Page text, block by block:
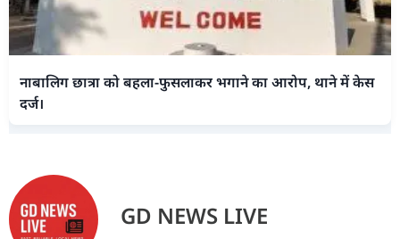
नाबालिग छात्रा को बहला-फुसलाकर भगाने का आरोप, थाने में केस
दर्ज।
GD NEWS LIVE